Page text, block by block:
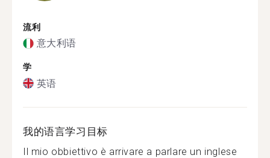
流利
意大利语
学
英语
我的语言学习目标
Il mio obbiettivo è arrivare a parlare un inglese